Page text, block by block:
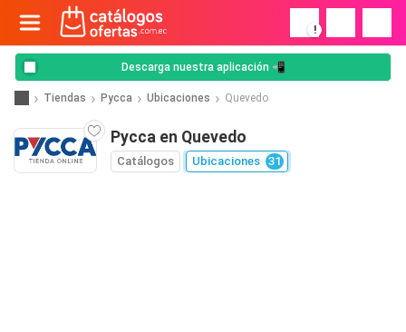
!
Descarga nuestra aplicación 📲
Tiendas Pycca Ubicaciones Quevedo
Pycca en Quevedo
Catálogos Ubicaciones 31